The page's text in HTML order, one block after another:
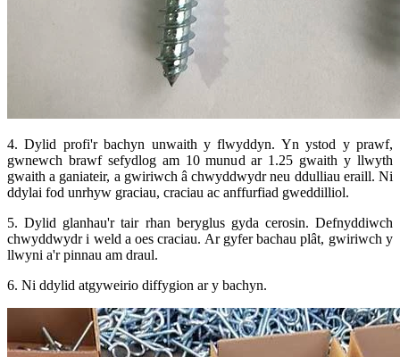
4. Dylid profi'r bachyn unwaith y flwyddyn. Yn ystod y prawf,
gwnewch brawf sefydlog am 10 munud ar 1.25 gwaith y llwyth
gwaith a ganiateir, a gwiriwch â chwyddwydr neu ddulliau eraill. Ni
ddylai fod unrhyw graciau, craciau ac anffurfiad gweddilliol.
5. Dylid glanhau'r tair rhan beryglus gyda cerosin. Defnyddiwch
chwyddwydr i weld a oes craciau. Ar gyfer bachau plât, gwiriwch y
llwyni a'r pinnau am draul.
6. Ni ddylid atgyweirio diffygion ar y bachyn.